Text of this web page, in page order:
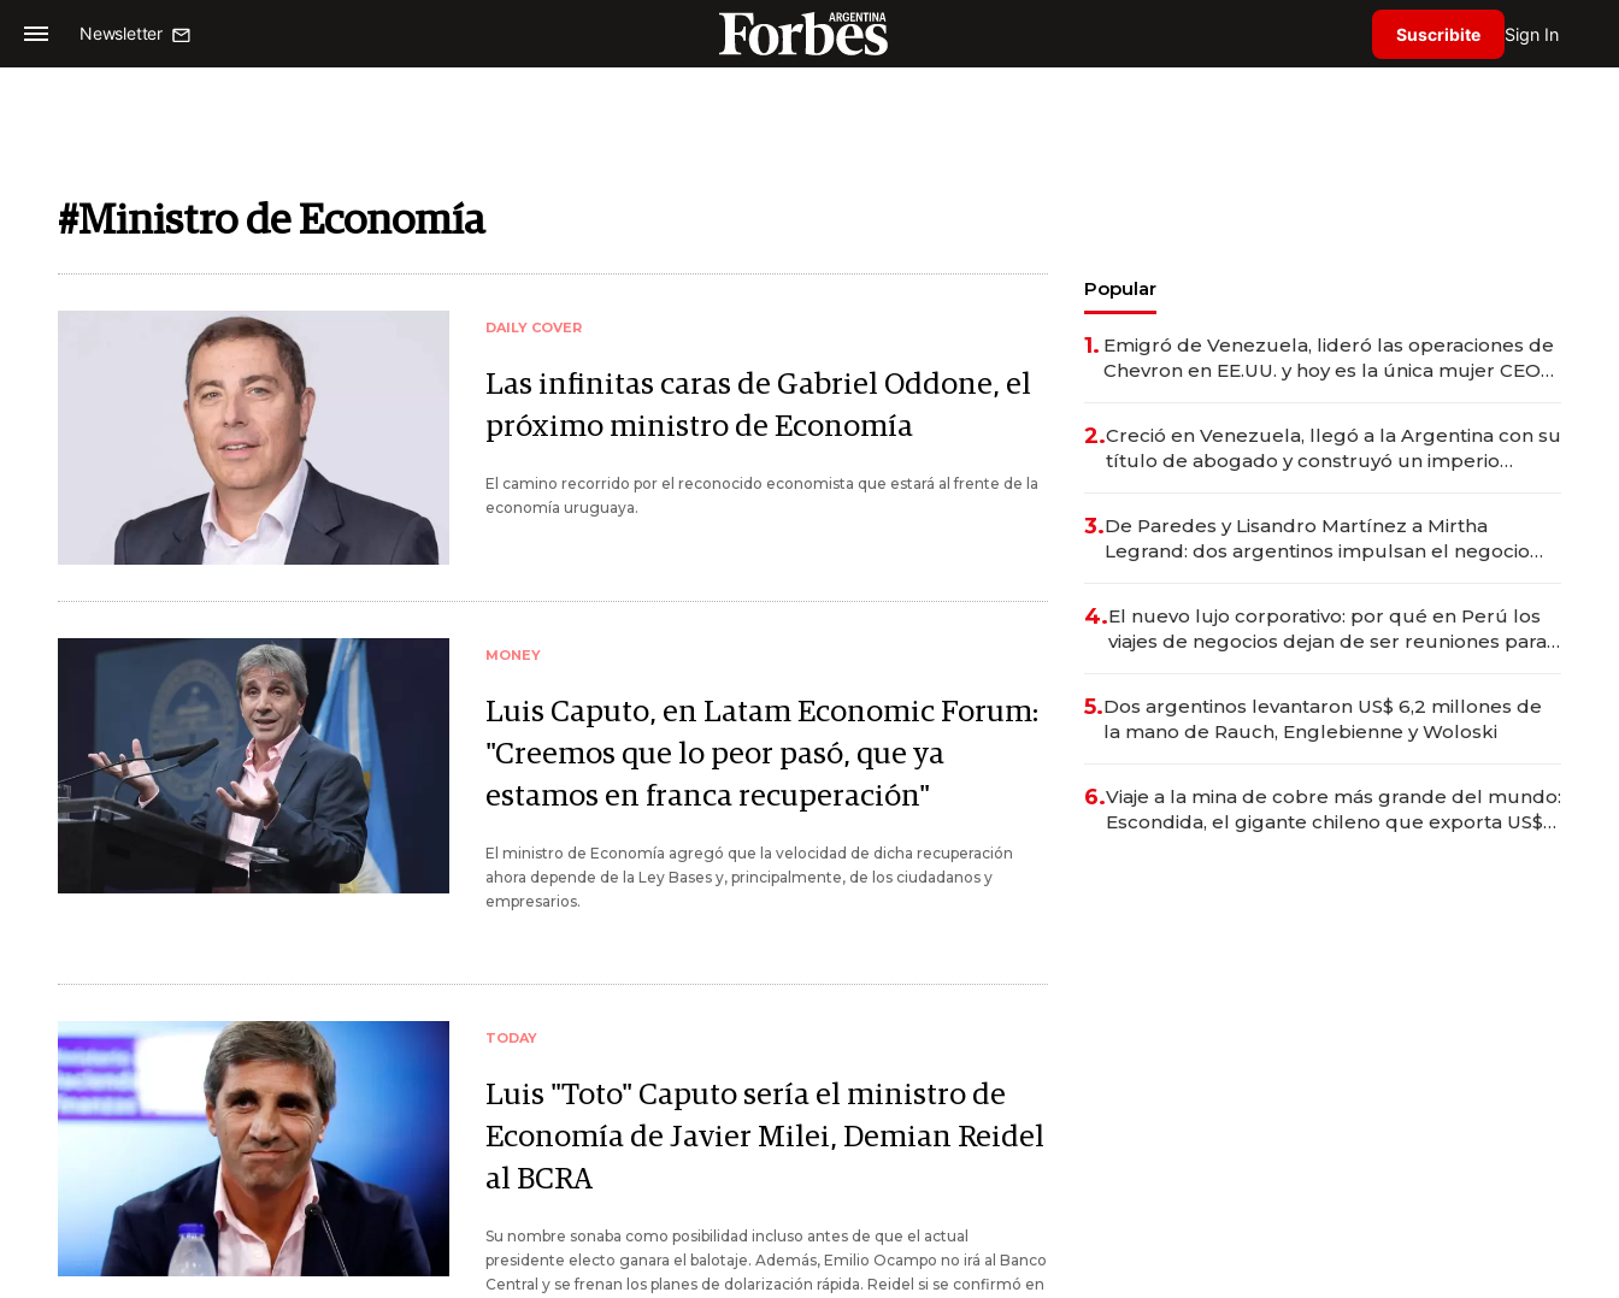
Newsletter Suscribite Sign In
#Ministro de Economía
DAILY COVER
Las infinitas caras de Gabriel Oddone, el
próximo ministro de Economía
El camino recorrido por el reconocido economista que estará al frente de la
economía uruguaya.
MONEY
Luis Caputo, en Latam Economic Forum:
"Creemos que lo peor pasó, que ya
estamos en franca recuperación"
El ministro de Economía agregó que la velocidad de dicha recuperación
ahora depende de la Ley Bases y, principalmente, de los ciudadanos y
empresarios.
TODAY
Luis "Toto" Caputo sería el ministro de
Economía de Javier Milei, Demian Reidel
al BCRA
Su nombre sonaba como posibilidad incluso antes de que el actual
presidente electo ganara el balotaje. Además, Emilio Ocampo no irá al Banco
Central y se frenan los planes de dolarización rápida. Reidel si se confirmó en
Popular
1. Emigró de Venezuela, lideró las operaciones de
Chevron en EE.UU. y hoy es la única mujer CEO
2.Creció en Venezuela, llegó a la Argentina con su
título de abogado y construyó un imperio
3.De Paredes y Lisandro Martínez a Mirtha
Legrand: dos argentinos impulsan el negocio
4.El nuevo lujo corporativo: por qué en Perú los
viajes de negocios dejan de ser reuniones para
5.Dos argentinos levantaron US$ 6,2 millones de
la mano de Rauch, Englebienne y Woloski
6.Viaje a la mina de cobre más grande del mundo:
Escondida, el gigante chileno que exporta US$